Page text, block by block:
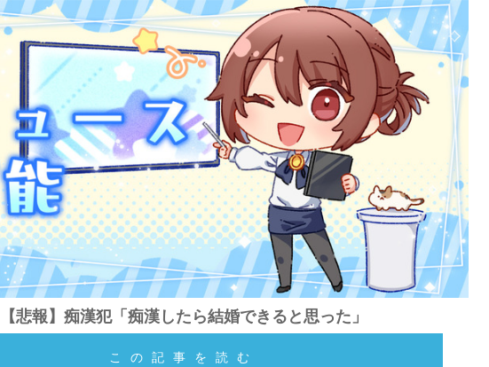
【悲報】痴漢犯「痴漢したら結婚できると思った」
この記事を読む